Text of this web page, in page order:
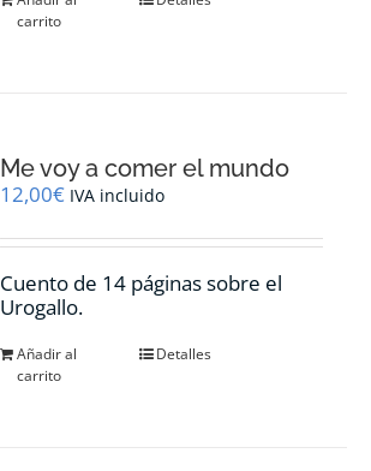
carrito
Me voy a comer el mundo
12,00€ IVA incluido
Cuento de 14 páginas sobre el
Urogallo.
Añadir al
carrito
Detalles